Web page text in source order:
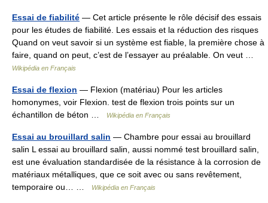
Essai de fiabilité — Cet article présente le rôle décisif des essais
pour les études de fiabilité. Les essais et la réduction des risques
Quand on veut savoir si un système est fiable, la première chose à
faire, quand on peut, c’est de l’essayer au préalable. On veut …
Wikipédia en Français
Essai de flexion — Flexion (matériau) Pour les articles
homonymes, voir Flexion. test de flexion trois points sur un
échantillon de béton …
Wikipédia en Français
Essai au brouillard salin — Chambre pour essai au brouillard
salin L essai au brouillard salin, aussi nommé test brouillard salin,
est une évaluation standardisée de la résistance à la corrosion de
matériaux métalliques, que ce soit avec ou sans revêtement,
temporaire ou… …
Wikipédia en Français